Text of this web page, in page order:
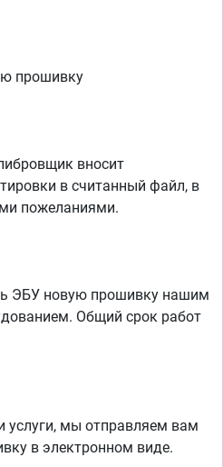
прошивку
вносит
в считанный файл, в
пожеланиями.
ЭБУ новую прошивку нашим
Общий срок работ
услуги, мы отправляем вам
в электронном виде.